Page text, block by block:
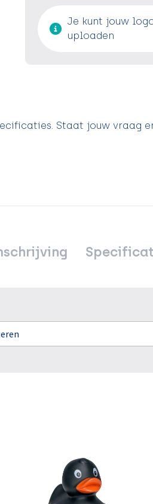
Je kunt jouw
uploaden
Staat jouw vraag